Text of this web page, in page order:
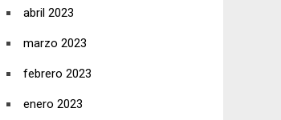
abril 2023
marzo 2023
febrero 2023
enero 2023